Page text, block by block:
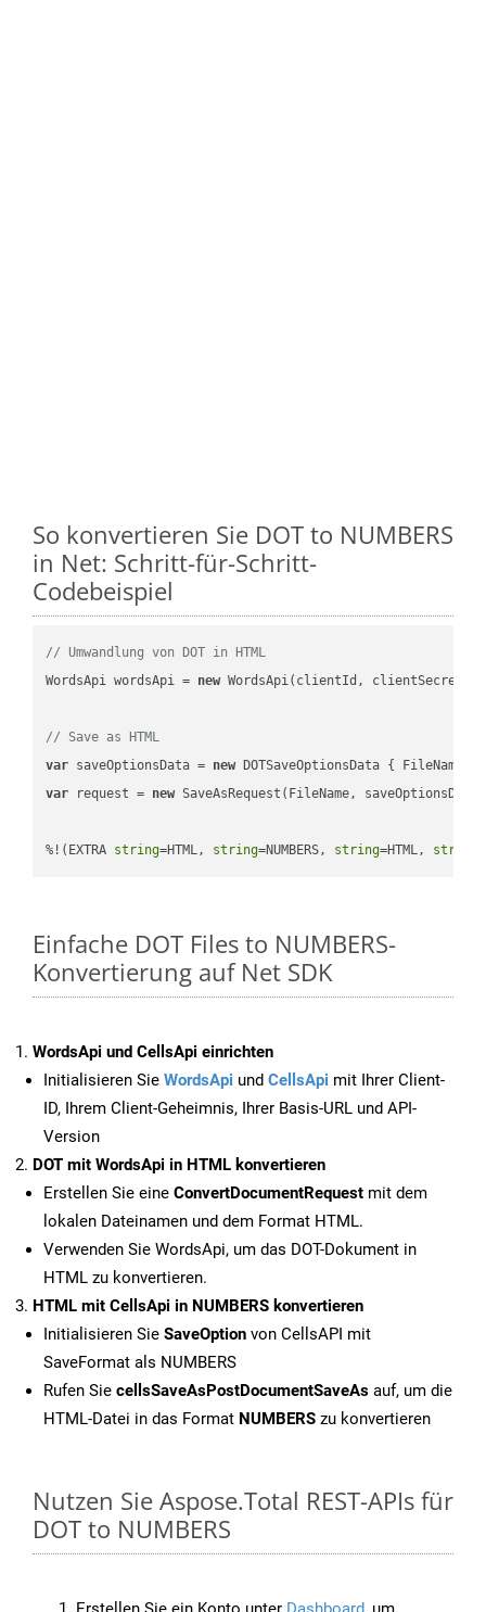
So konvertieren Sie DOT to NUMBERS
in Net: Schritt-für-Schritt-
Codebeispiel
// Umwandlung von DOT in HTML
WordsApi wordsApi = new WordsApi(clientId, clientSecret);
// Save as HTML
var saveOptionsData = new DOTSaveOptionsData { FileName =
var request = new SaveAsRequest(FileName,
%!(EXTRA string=HTML, string=NUMBERS, string=HTML, string
Einfache DOT Files to NUMBERS-
Konvertierung auf Net SDK
WordsApi und CellsApi einrichten
Initialisieren Sie WordsApi und CellsApi mit Ihrer Client-
ID, Ihrem Client-Geheimnis, Ihrer Basis-URL und API-
Version
DOT mit WordsApi in HTML konvertieren
Erstellen Sie eine ConvertDocumentRequest mit dem
lokalen Dateinamen und dem Format HTML.
Verwenden Sie WordsApi, um das DOT-Dokument in
HTML zu konvertieren.
HTML mit CellsApi in NUMBERS konvertieren
Initialisieren Sie SaveOption von CellsAPI mit
SaveFormat als NUMBERS
Rufen Sie cellsSaveAsPostDocumentSaveAs auf, um die
HTML-Datei in das Format NUMBERS zu konvertieren
Nutzen Sie Aspose.Total REST-APIs für
DOT to NUMBERS